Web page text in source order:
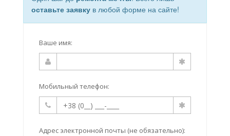
оставьте заявку в любой форме на сайте!
Ваше имя:
Мобильный телефон:
Адрес электронной почты (не обязательно):